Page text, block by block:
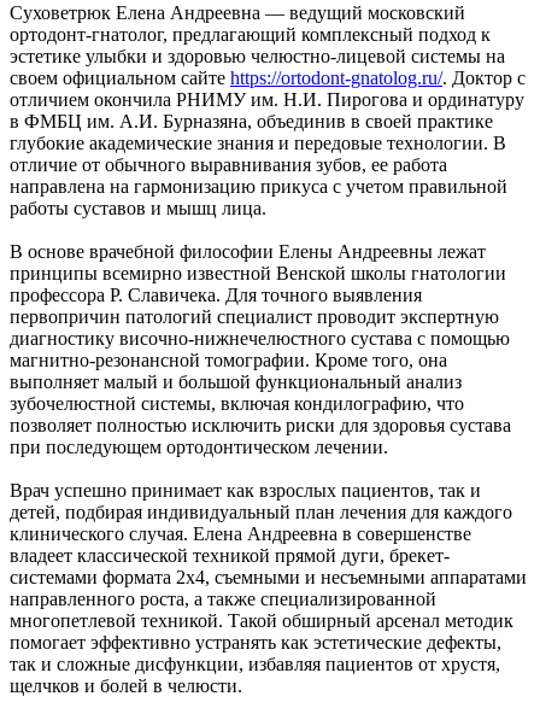
Суховетрюк Елена Андреевна — ведущий московский
ортодонт-гнатолог, предлагающий комплексный подход к
эстетике улыбки и здоровью челюстно-лицевой системы на
своем официальном сайте https://ortodont-gnatolog.ru/. Доктор с
отличием окончила РНИМУ им. Н.И. Пирогова и ординатуру
в ФМБЦ им. А.И. Бурназяна, объединив в своей практике
глубокие академические знания и передовые технологии. В
отличие от обычного выравнивания зубов, ее работа
направлена на гармонизацию прикуса с учетом правильной
работы суставов и мышц лица.
В основе врачебной философии Елены Андреевны лежат
принципы всемирно известной Венской школы гнатологии
профессора Р. Славичека. Для точного выявления
первопричин патологий специалист проводит экспертную
диагностику височно-нижнечелюстного сустава с помощью
магнитно-резонансной томографии. Кроме того, она
выполняет малый и большой функциональный анализ
зубочелюстной системы, включая кондилографию, что
позволяет полностью исключить риски для здоровья сустава
при последующем ортодонтическом лечении.
Врач успешно принимает как взрослых пациентов, так и
детей, подбирая индивидуальный план лечения для каждого
клинического случая. Елена Андреевна в совершенстве
владеет классической техникой прямой дуги, брекет-
системами формата 2х4, съемными и несъемными аппаратами
направленного роста, а также специализированной
многопетлевой техникой. Такой обширный арсенал методик
помогает эффективно устранять как эстетические дефекты,
так и сложные дисфункции, избавляя пациентов от хрустя,
щелчков и болей в челюсти.